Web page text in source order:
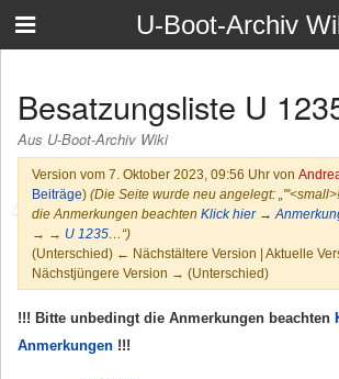
U-Boot-Archiv
Besatzungsliste U
Aus U-Boot-Archiv Wiki
Version vom 7. Oktober 2023, 09:56 Uhr von
Beiträge) (Die Seite wurde neu angelegt:
die Anmerkungen beachten Klick hier →
→ → U 1235…“)
(Unterschied) ← Nächstältere Version | Aktuelle
Nächstjüngere Version → (Unterschied)
!!! Bitte unbedingt die Anmerkungen beachten
Anmerkungen !!!